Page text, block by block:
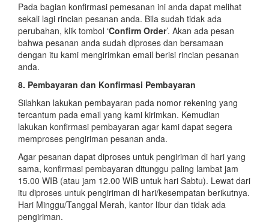
Pada bagian konfirmasi pemesanan ini anda dapat melihat
sekali lagi rincian pesanan anda. Bila sudah tidak ada
perubahan, klik tombol ‘Confirm Order’. Akan ada pesan
bahwa pesanan anda sudah diproses dan bersamaan
dengan itu kami mengirimkan email berisi rincian pesanan
anda.
8. Pembayaran dan Konfirmasi Pembayaran
Silahkan lakukan pembayaran pada nomor rekening yang
tercantum pada email yang kami kirimkan. Kemudian
lakukan konfirmasi pembayaran agar kami dapat segera
memproses pengiriman pesanan anda.
Agar pesanan dapat diproses untuk pengiriman di hari yang
sama, konfirmasi pembayaran ditunggu paling lambat jam
15.00 WIB (atau jam 12.00 WIB untuk hari Sabtu). Lewat dari
itu diproses untuk pengiriman di hari/kesempatan berikutnya.
Hari Minggu/Tanggal Merah, kantor libur dan tidak ada
pengiriman.